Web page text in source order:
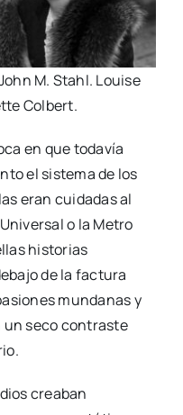
M. Stahl. Louise
Colbert.
en que todavía
el sistema de los
eran cuidadas al
o la Metro
historias
de la factura
mundanas y
seco contraste
creaban